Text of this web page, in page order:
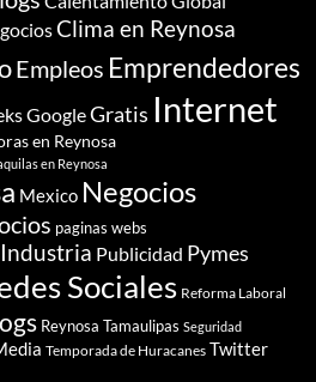
Clima en Reynosa
Empleos Emprendedores
GoogleGratis Internet
en Reynosa
en Reynosa
Mexico Negocios
paginas webs
Publicidad Pymes
Sociales Reforma Laboral
Reynosa Tamaulipas Seguridad
Temporada de Huracanes Twitter